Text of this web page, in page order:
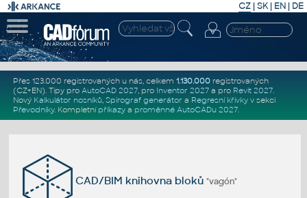
CZ | SK| EN | DE
Přes 123.000 registrovaných u nás, celkem 1.130.000registrovaných
(CZ+EN). Tipy pro AutoCAD 2027, pro Inventor 2027a pro Revit 2027.
Nový Kalkulátor nosníků, Spirograf generátor a Regresní křivkyv sekci
Převodníky. Kompletní příkazya proměnné AutoCADu 2027.
CAD/BIM knihovna bloků"vagón"